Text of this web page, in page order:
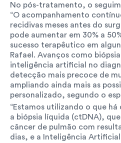
No pós-tratamento, o
“O acompanhamento
recidivas meses antes do
pode aumentar em 30% a
sucesso terapêutico em
Rafael. Avanços como
inteligência artificial no
detecção mais precoce de
ampliando ainda mais as
personalizado, segundo o
“Estamos utilizando o que
a biópsia líquida (ctDNA),
câncer de pulmão com
dias, e a Inteligência